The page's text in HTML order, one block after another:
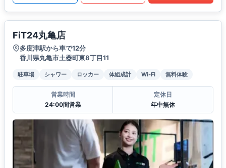
FiT24丸亀店
多度津駅から車で12分
香川県丸亀市土器町東8丁目11
駐車場 シャワー ロッカー 体組成計 Wi-Fi 無料体験
営業時間
24:00間営業
定休日
年中無休